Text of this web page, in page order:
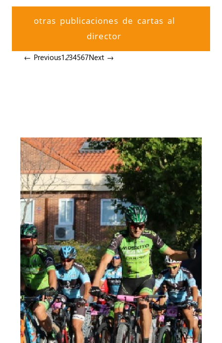
otras publicaciones de cartas al
director
← Previous1234567Next →